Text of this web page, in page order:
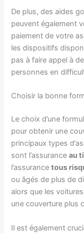
De plus, des aides
peuvent également
paiement de votre
les dispositifs
pas à faire appel à
personnes en
Choisir la bonne
Le choix d’une
pour obtenir une
principaux types
sont l’assuranceau
l’assurancetous
ou âgés de plus de
alors que les
une couverture plus
Il est également